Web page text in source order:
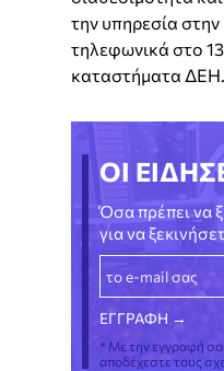
την υπηρεσία στην
τηλεφωνικά στο
καταστήματα ΔΕΗ.
ΟΙ
Όσα πρέπει να
για να
* Με την εγγραφή
αποδέχεστε τους